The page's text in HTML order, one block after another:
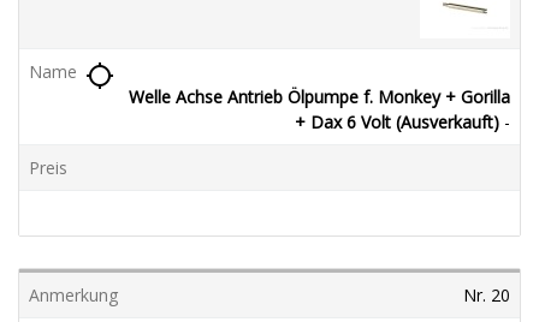
Welle Achse Antrieb Ölpumpe f. Monkey + Gorilla
+ Dax 6 Volt (Ausverkauft) -
location_searching
Nr. 20